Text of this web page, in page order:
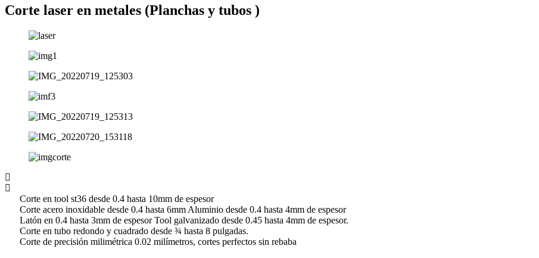
Corte laser en metales (Planchas y tubos )
Corte en tool st36 desde 0.4 hasta 10mm de espesor
Corte acero inoxidable desde 0.4 hasta 6mm Aluminio desde 0.4 hasta 4mm de espesor
Latón en 0.4 hasta 3mm de espesor Tool galvanizado desde 0.45 hasta 4mm de espesor.
Corte en tubo redondo y cuadrado desde ¾ hasta 8 pulgadas.
Corte de precisión milimétrica 0.02 milímetros, cortes perfectos sin rebaba